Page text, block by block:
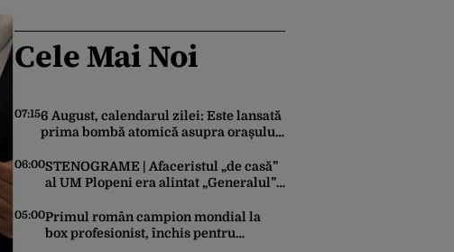
Cele Mai Noi
07:156 August, calendarul zilei: Este lansată
prima bombă atomică asupra orașului
pentru interzicerea armei nucleare
06:00STENOGRAME | Afaceristul „de casă”
al UM Plopeni era alintat „Generalul”
că i-a adus „subțireanu, așa”
05:00Primul român campion mondial la
box profesionist, închis pentru